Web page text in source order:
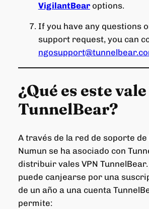
VigilantBearoptions.
If you have any questions
support request, you can
¿Qué es este
TunnelBear?
A través de la red de soporte de
Numun se ha asociado con
distribuir vales VPN
puede canjearse por una
de un año a una cuenta
permite: